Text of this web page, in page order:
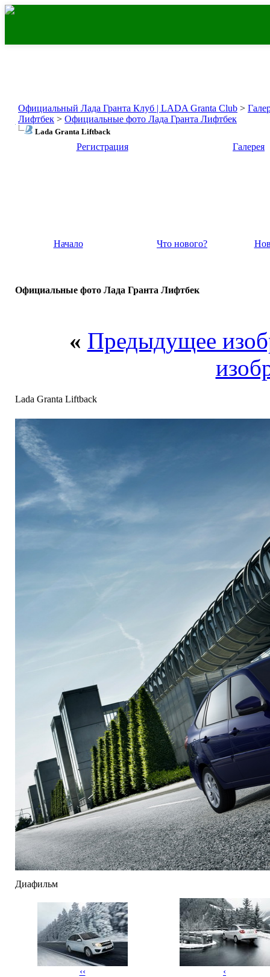
Официальный Лада Гранта Клуб | LADA Granta Club >
Лифтбек > Официальные фото Лада Гранта Лифтбек
Lada Granta Liftback
Регистрация Галерея
Начало Что нового?
Официальные фото Лада Гранта Лифтбек
« Предыдущее
Lada Granta Liftback
Диафильм
‹‹
‹